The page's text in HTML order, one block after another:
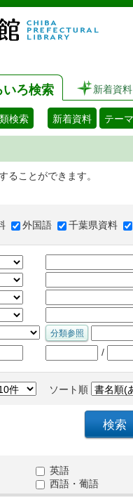
いろ検索 新着資料
検索 新着資料 テー
ることができます。
外国語 千葉県資料
/
ソート順
英語
西語・葡語